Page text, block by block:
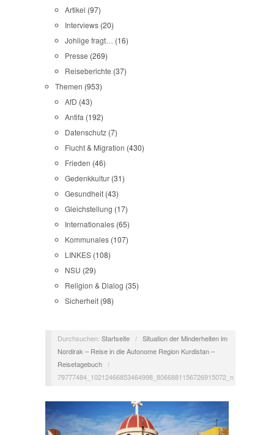
Artikel (97)
Interviews (20)
Johlige fragt… (16)
Presse (269)
Reiseberichte (37)
Themen (953)
AfD (43)
Antifa (192)
Datenschutz (7)
Flucht & Migration (430)
Frieden (46)
Gedenkkultur (31)
Gesundheit (43)
Gleichstellung (17)
Internationales (65)
Kommunales (107)
LINKES (108)
NSU (29)
Religion & Dialog (35)
Sicherheit (98)
Durchsuchen: Startseite / Situation der Minderheiten im
Nordirak – Reise in die Autonome Region Kurdistan –
Reisetagebuch /
79777484_10212466853464998_8066881156726915072_n